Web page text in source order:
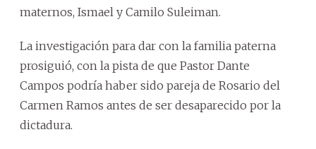
maternos, Ismael y Camilo Suleiman.
La investigación para dar con la familia paterna
prosiguió, con la pista de que Pastor Dante
Campos podría haber sido pareja de Rosario del
Carmen Ramos antes de ser desaparecido por la
dictadura.